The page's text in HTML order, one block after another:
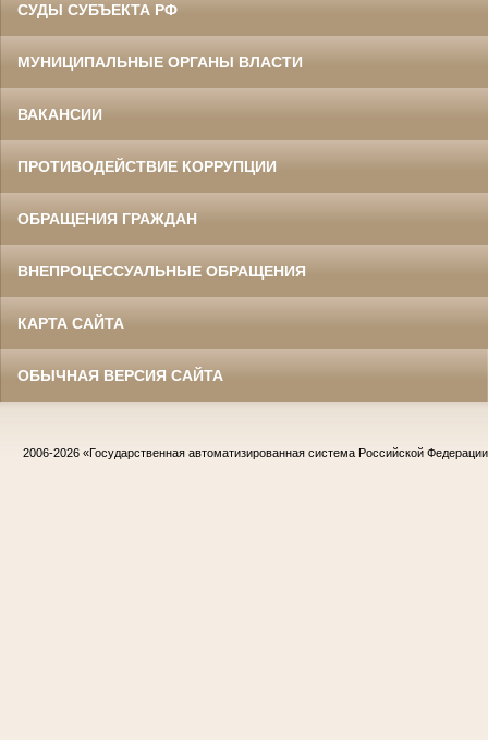
СУДЫ СУБЪЕКТА РФ
МУНИЦИПАЛЬНЫЕ ОРГАНЫ ВЛАСТИ
ВАКАНСИИ
ПРОТИВОДЕЙСТВИЕ КОРРУПЦИИ
ОБРАЩЕНИЯ ГРАЖДАН
ВНЕПРОЦЕССУАЛЬНЫЕ ОБРАЩЕНИЯ
КАРТА САЙТА
ОБЫЧНАЯ ВЕРСИЯ САЙТА
2006-2026 «Государственная автоматизированная система Российской